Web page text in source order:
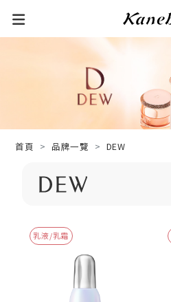
首頁 品牌一覽 DEW
乳液/乳霜